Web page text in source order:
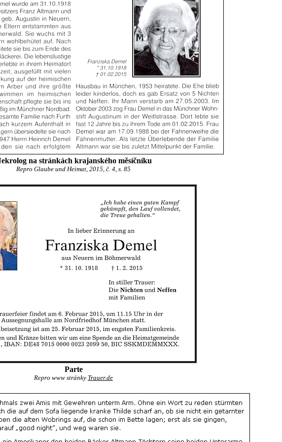
na stránkách krajanského měsíčníku
Repro Glaube und Heimat, 2015, č. 4, s. 85
Parte
Repro www stránky Trauer.de